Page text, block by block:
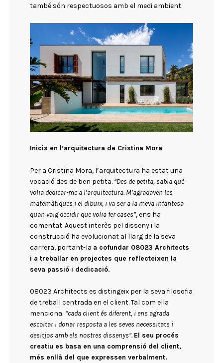
també són respectuosos amb el medi ambient.
Inicis en l’arquitectura de Cristina Mora
Per a Cristina Mora, l’arquitectura ha estat una
vocació des de ben petita. “Des de petita, sabia què
volia dedicar-me a l’arquitectura. M’agradaven les
matemàtiques i el dibuix, i va ser a la meva infantesa
quan vaig decidir que volia fer cases”, ens ha
comentat. Aquest interès pel disseny i la
construcció ha evolucionat al llarg de la seva
carrera, portant-la a cofundar 08023 Architects
i a treballar en projectes que reflecteixen la
seva passió i dedicació.
08023 Architects es distingeix per la seva filosofia
de treball centrada en el client. Tal com ella
menciona: “cada client és diferent, i ens agrada
escoltar i donar resposta a les seves necessitats i
desitjos amb els nostres dissenys”. El seu procés
creatiu es basa en una comprensió del client,
més enllà del que expressen verbalment.